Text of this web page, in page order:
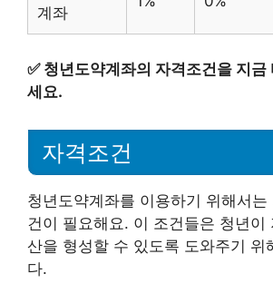
계좌
✅ 청년도약계좌의 자격조건을 지금
세요.
자격조건
청년도약계좌를 이용하기 위해서
건이 필요해요. 이 조건들은 청년이
산을 형성할 수 있도록 도와주기 위
다.